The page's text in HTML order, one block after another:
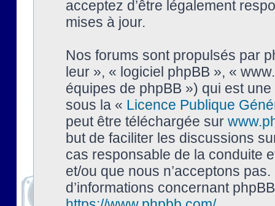
acceptez d’être légalement
mises à jour.
Nos forums sont propulsés par
leur », « logiciel phpBB », «
équipes de phpBB ») qui est
sous la « Licence Publique
peut être téléchargée sur
but de faciliter les discussions
cas responsable de la conduite
et/ou que nous n’acceptons
d’informations concernant